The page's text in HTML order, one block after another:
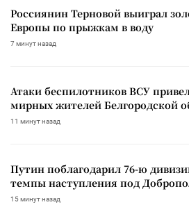
Россиянин Терновой выиграл
Европы по прыжкам в воду
7 минут назад
Атаки беспилотников ВСУ
мирных жителей Белгородской
11 минут назад
Путин поблагодарил 76-ю
темпы наступления под
15 минут назад